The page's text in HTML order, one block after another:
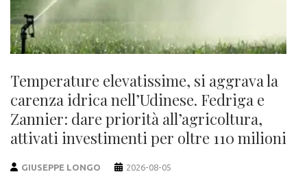
Temperature elevatissime, si aggrava la
carenza idrica nell’Udinese. Fedriga e
Zannier: dare priorità all’agricoltura,
attivati investimenti per oltre 110 milioni
GIUSEPPE LONGO 2026-08-05